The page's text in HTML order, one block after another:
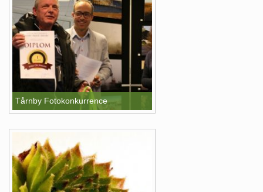
Tårnby Fotokonkurrence